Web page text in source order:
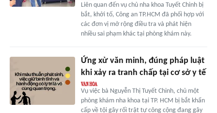
Liên quan đến vụ chủ nha khoa Tuyết Chinh bị
bắt, khởi tố, Công an TP.HCM đã phối hợp với
các đơn vị mở rộng điều tra và phát hiện
nhiều sai phạm khác tại phòng khám này.
Ứng xử văn minh, đúng pháp luật
khi xảy ra tranh chấp tại cơ sở y tế
Vụ việc bà Nguyễn Thị Tuyết Chinh, chủ một
phòng khám nha khoa tại TP. HCM bị bắt khẩn
cấp về tội gây rối trật tự công cộng đang gây